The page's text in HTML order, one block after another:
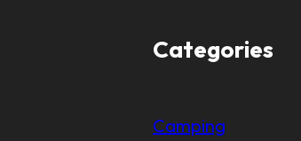
Categories
Camping